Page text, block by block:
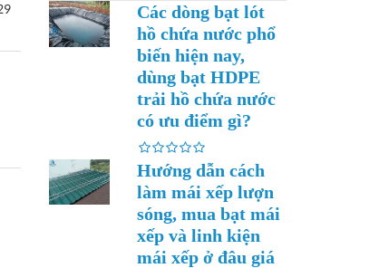
Các dòng bạt lót
hồ chứa nước phổ
biến hiện nay,
dùng bạt HDPE
trải hồ chứa nước
có ưu điểm gì?
Hướng dẫn cách
làm mái xếp lượn
sóng, mua bạt mái
xếp và linh kiện
mái xếp ở đâu giá